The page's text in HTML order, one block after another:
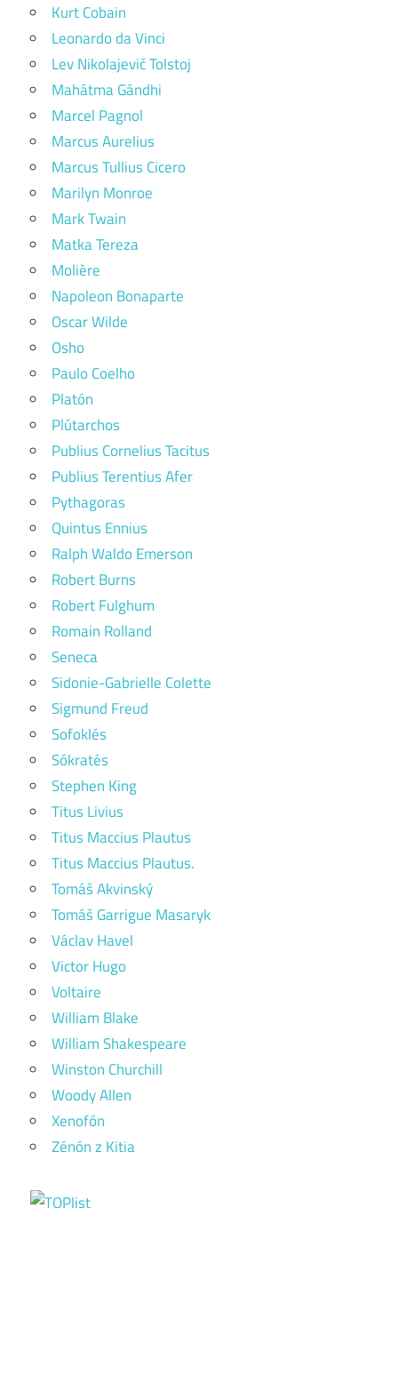
Kurt Cobain
Leonardo da Vinci
Lev Nikolajevič Tolstoj
Mahátma Gándhi
Marcel Pagnol
Marcus Aurelius
Marcus Tullius Cicero
Marilyn Monroe
Mark Twain
Matka Tereza
Molière
Napoleon Bonaparte
Oscar Wilde
Osho
Paulo Coelho
Platón
Plútarchos
Publius Cornelius Tacitus
Publius Terentius Afer
Pythagoras
Quintus Ennius
Ralph Waldo Emerson
Robert Burns
Robert Fulghum
Romain Rolland
Seneca
Sidonie-Gabrielle Colette
Sigmund Freud
Sofoklés
Sókratés
Stephen King
Titus Livius
Titus Maccius Plautus
Titus Maccius Plautus.
Tomáš Akvinský
Tomáš Garrigue Masaryk
Václav Havel
Victor Hugo
Voltaire
William Blake
William Shakespeare
Winston Churchill
Woody Allen
Xenofón
Zénón z Kitia